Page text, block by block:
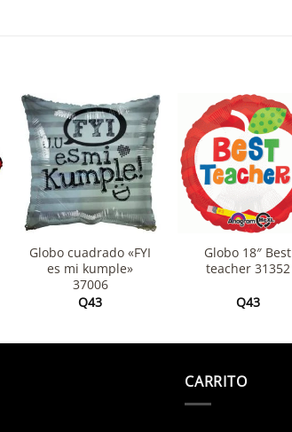
+
Globo cuadrado «FYI
es mi kumple»
37006
Q43
+
Globo 18″ Best
teacher 31352
Q43
CARRITO